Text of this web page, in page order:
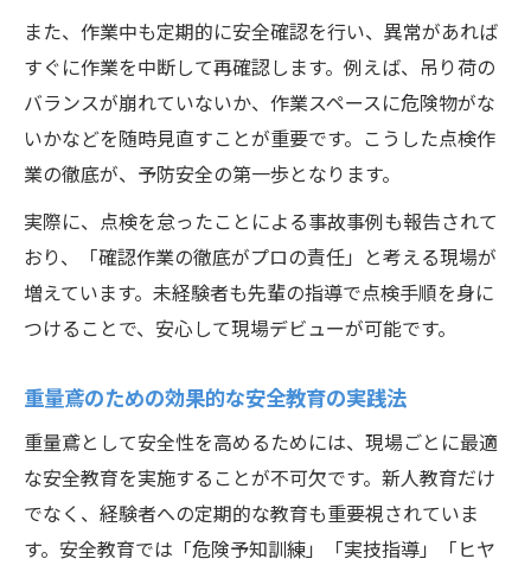
また、作業中も定期的に安全確認を行い、異常があれば
すぐに作業を中断して再確認します。例えば、吊り荷の
バランスが崩れていないか、作業スペースに危険物がな
いかなどを随時見直すことが重要です。こうした点検作
業の徹底が、予防安全の第一歩となります。
実際に、点検を怠ったことによる事故事例も報告されて
おり、「確認作業の徹底がプロの責任」と考える現場が
増えています。未経験者も先輩の指導で点検手順を身に
つけることで、安心して現場デビューが可能です。
重量鳶のための効果的な安全教育の実践法
重量鳶として安全性を高めるためには、現場ごとに最適
な安全教育を実施することが不可欠です。新人教育だけ
でなく、経験者への定期的な教育も重要視されていま
す。安全教育では「危険予知訓練」「実技指導」「ヒヤ